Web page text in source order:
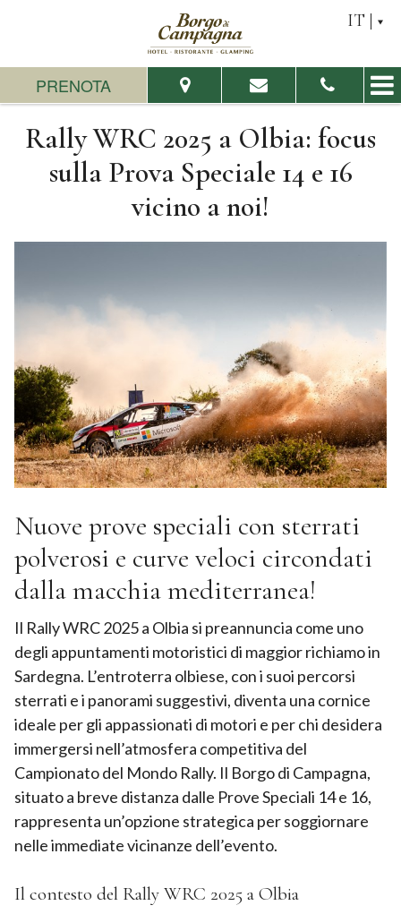
IT
PRENOTA
Dal: Al:
Rally WRC 2025 a Olbia: focus
sulla Prova Speciale 14 e 16
vicino a noi!
Nuove prove speciali con sterrati
polverosi e curve veloci circondati
dalla macchia mediterranea!
Il Rally WRC 2025 a Olbia si preannuncia come uno
degli appuntamenti motoristici di maggior richiamo in
Sardegna. L’entroterra olbiese, con i suoi percorsi
sterrati e i panorami suggestivi, diventa una cornice
ideale per gli appassionati di motori e per chi desidera
immergersi nell’atmosfera competitiva del
Campionato del Mondo Rally. Il Borgo di Campagna,
situato a breve distanza dalle Prove Speciali 14 e 16,
rappresenta un’opzione strategica per soggiornare
nelle immediate vicinanze dell’evento.
Il contesto del Rally WRC 2025 a Olbia